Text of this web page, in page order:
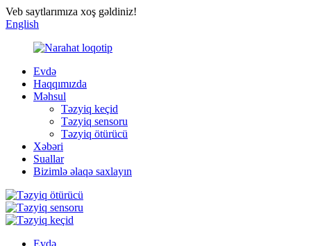
Veb saytlarımıza xoş gəldiniz!
English
Evdə
Haqqımızda
Məhsul
Təzyiq keçid
Təzyiq sensoru
Təzyiq ötürücü
Xəbəri
Suallar
Bizimlə əlaqə saxlayın
Evdə